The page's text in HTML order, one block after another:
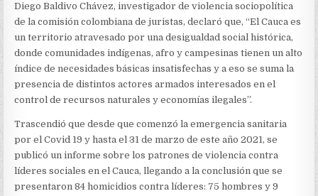
HUMANOS
PREOCUPADA
POR
ASESINATO
DE
LÍDERES
SOCIALES
Diego Baldivo Chávez, investigador de violencia sociopolítica
de la comisión colombiana de juristas, declaró que, “El Cauca es
un territorio atravesado por una desigualdad social histórica,
donde comunidades indígenas, afro y campesinas tienen un alto
índice de necesidades básicas insatisfechas y a eso se suma la
presencia de distintos actores armados interesados en el
control de recursos naturales y economías ilegales”.
Trascendió que desde que comenzó la emergencia sanitaria
por el Covid 19 y hasta el 31 de marzo de este año 2021, se
publicó un informe sobre los patrones de violencia contra
líderes sociales en el Cauca, llegando a la conclusión que se
presentaron 84 homicidios contra líderes: 75 hombres y 9